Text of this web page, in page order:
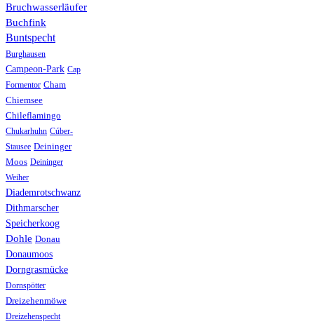
Bruchwasserläufer
Buchfink
Buntspecht
Burghausen
Campeon-Park Cap
Formentor Cham
Chiemsee
Chileflamingo
Chukarhuhn Cúber-
Stausee Deininger
Moos Deininger
Weiher
Diademrotschwanz
Dithmarscher
Speicherkoog
Dohle Donau
Donaumoos
Dorngrasmücke
Dornspötter
Dreizehenmöwe
Dreizehenspecht